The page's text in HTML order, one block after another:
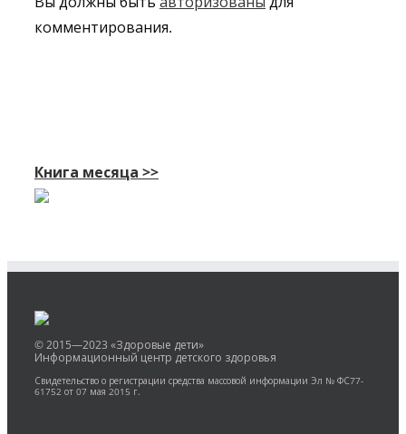
комментирования.
Книга месяца >>
© 2015—2023 «Здоровые дети»
Информационный центр детского здоровья
Свидетельство о регистрации средства массовой информации Эл № ФС77-
61752 от 07 мая 2015 г.